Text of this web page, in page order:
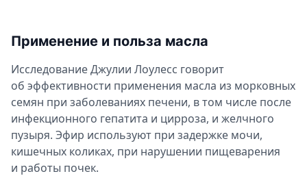
Применение и польза масла
Исследование Джулии Лоулесс говорит
об эффективности применения масла из морковных
семян при заболеваниях печени, в том числе после
инфекционного гепатита и цирроза, и желчного
пузыря. Эфир используют при задержке мочи,
кишечных коликах, при нарушении пищеварения
и работы почек.